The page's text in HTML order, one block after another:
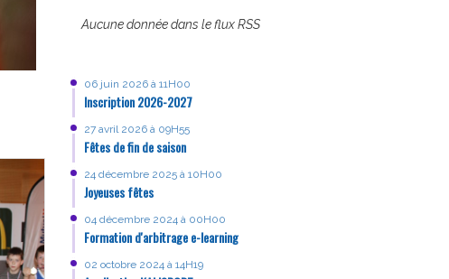
Aucune donnée dans le flux RSS
06 juin 2026 à 11H00
Inscription 2026-2027
27 avril 2026 à 09H55
Fêtes de fin de saison
24 décembre 2025 à 10H00
Joyeuses fêtes
04 décembre 2024 à 00H00
Formation d'arbitrage e-learning
02 octobre 2024 à 14H19